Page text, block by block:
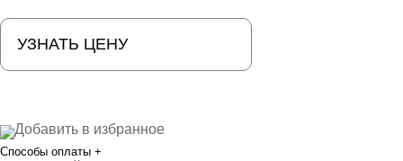
УЗНАТЬ ЦЕНУ
Добавить в избранное
Способы оплаты +